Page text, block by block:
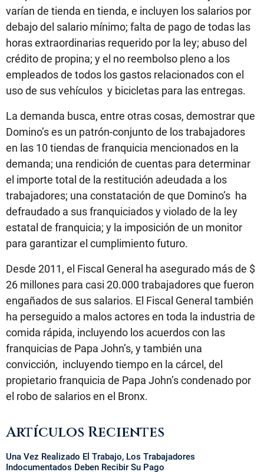
varían de tienda en tienda, e incluyen los salarios por
debajo del salario mínimo; falta de pago de todas las
horas extraordinarias requerido por la ley; abuso del
crédito de propina; y el no reembolso pleno a los
empleados de todos los gastos relacionados con el
uso de sus vehículos y bicicletas para las entregas.
La demanda busca, entre otras cosas, demostrar que
Domino’s es un patrón-conjunto de los trabajadores
en las 10 tiendas de franquicia mencionados en la
demanda; una rendición de cuentas para determinar
el importe total de la restitución adeudada a los
trabajadores; una constatación de que Domino’s ha
defraudado a sus franquiciados y violado de la ley
estatal de franquicia; y la imposición de un monitor
para garantizar el cumplimiento futuro.
Desde 2011, el Fiscal General ha asegurado más de $
26 millones para casi 20.000 trabajadores que fueron
engañados de sus salarios. El Fiscal General también
ha perseguido a malos actores en toda la industria de
comida rápida, incluyendo los acuerdos con las
franquicias de Papa John’s, y también una
convicción, incluyendo tiempo en la cárcel, del
propietario franquicia de Papa John’s condenado por
el robo de salarios en el Bronx.
Artículos Recientes
Una Vez Realizado El Trabajo, Los Trabajadores
Indocumentados Deben Recibir Su Pago